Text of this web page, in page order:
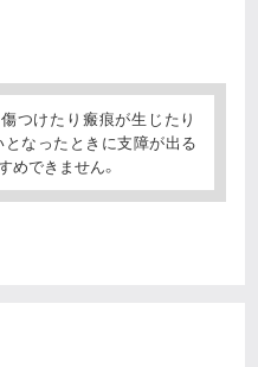
つけたり瘢痕が生じたり
となったときに支障が出る
めできません。